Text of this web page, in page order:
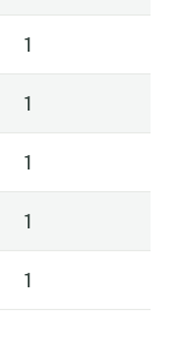
1
1
1
1
1